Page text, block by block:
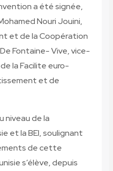
a été signée,
Nouri Jouini,
et de la Coopération
Fontaine- Vive, vice-
la Facilite euro-
et de
niveau de la
et la BEI, soulignant
de cette
s’élève, depuis